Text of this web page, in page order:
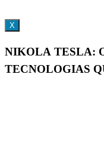
X
NIKOLA TESLA:
TECNOLOGIAS